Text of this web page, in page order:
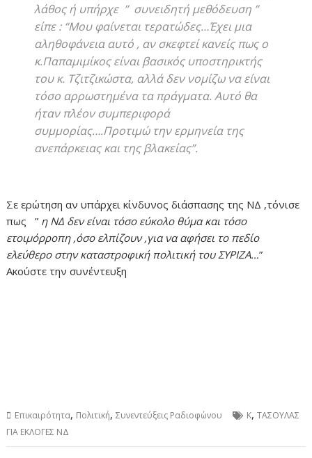
λάθος ή υπήρχε ” συνειδητή μεθόδευση ”
είπε : “Μου φαίνεται τερατώδες…Έχει μια
αληθοφάνεια αυτό , αν σκεφτεί κανείς πως ο
κ.Παπαμιμίκος είναι βασικός υποστηρικτής
του κ. Τζιτζικώστα, αλλά δεν νομίζω να είναι
τόσο αρρωστημένα τα πράγματα. Αυτό θα
ήταν πλέον συμπεριφορά
συμμορίας….Προτιμώ την ερμηνεία της
ανεπάρκειας και της βλακείας”.
Σε ερώτηση αν υπάρχει κίνδυνος διάσπασης της ΝΔ ,τόνισε
πως ” η ΝΔ δεν είναι τόσο εύκολο θύμα και τόσο
ετοιμόρροπη ,όσο ελπίζουν ,για να αφήσει το πεδίο
ελεύθερο στην καταστροφική πολιτική του ΣΥΡΙΖΑ…”
Ακούστε την συνέντευξη
Επικαιρότητα, Πολιτική,Συνεντεύξεις Ραδιοφώνου Κ,ΤΑΣΟΥΛΑΣ
ΓΙΑ ΕΚΛΟΓΕΣ ΝΔ